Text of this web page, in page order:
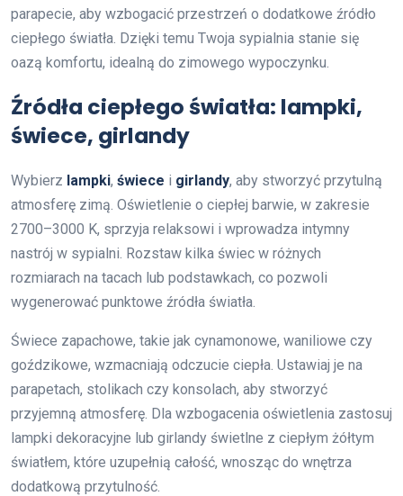
parapecie, aby wzbogacić przestrzeń o dodatkowe źródło
ciepłego światła. Dzięki temu Twoja sypialnia stanie się
oazą komfortu, idealną do zimowego wypoczynku.
Źródła ciepłego światła: lampki,
świece, girlandy
Wybierz lampki, świece i girlandy, aby stworzyć przytulną
atmosferę zimą. Oświetlenie o ciepłej barwie, w zakresie
2700–3000 K, sprzyja relaksowi i wprowadza intymny
nastrój w sypialni. Rozstaw kilka świec w różnych
rozmiarach na tacach lub podstawkach, co pozwoli
wygenerować punktowe źródła światła.
Świece zapachowe, takie jak cynamonowe, waniliowe czy
goździkowe, wzmacniają odczucie ciepła. Ustawiaj je na
parapetach, stolikach czy konsolach, aby stworzyć
przyjemną atmosferę. Dla wzbogacenia oświetlenia zastosuj
lampki dekoracyjne lub girlandy świetlne z ciepłym żółtym
światłem, które uzupełnią całość, wnosząc do wnętrza
dodatkową przytulność.